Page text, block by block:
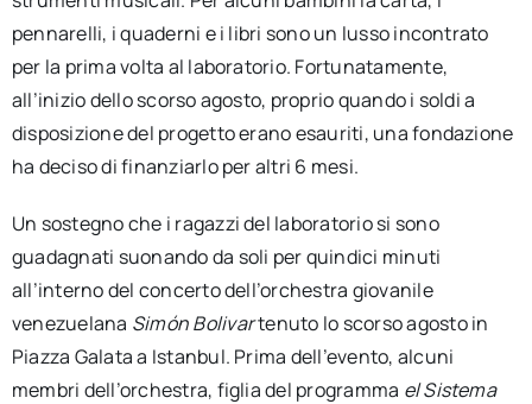
pennarelli, i quaderni e i libri sono un lusso incontrato
per la prima volta al laboratorio. Fortunatamente,
all’inizio dello scorso agosto, proprio quando i soldi a
disposizione del progetto erano esauriti, una fondazione
ha deciso di finanziarlo per altri 6 mesi.
Un sostegno che i ragazzi del laboratorio si sono
guadagnati suonando da soli per quindici minuti
all’interno del concerto dell’orchestra giovanile
venezuelana Simón Bolivartenuto lo scorso agosto in
Piazza Galata a Istanbul. Prima dell’evento, alcuni
membri dell’orchestra, figlia del programma el Sistema